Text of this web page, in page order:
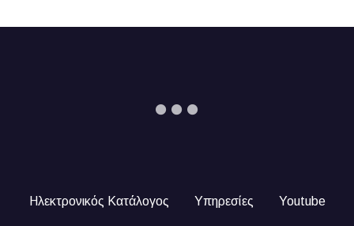
Ηλεκτρονικός Κατάλογος Υπηρεσίες Youtube